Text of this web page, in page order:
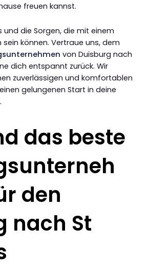
freuen kannst.
und die Sorgen, die mit einem
können. Vertraue uns, dem
von Duisburg nach
dich entspannt zurück. Wir
zuverlässigen und komfortablen
gelungenen Start in deine
das beste
den
nach St